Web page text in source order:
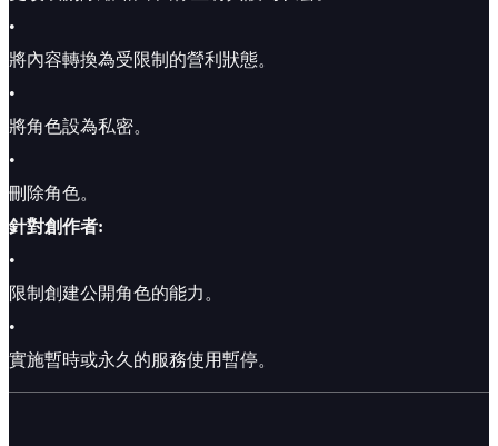
•
將內容轉換為受限制的營利狀態。
•
將角色設為私密。
•
刪除角色。
針對創作者:
•
限制創建公開角色的能力。
•
實施暫時或永久的服務使用暫停。